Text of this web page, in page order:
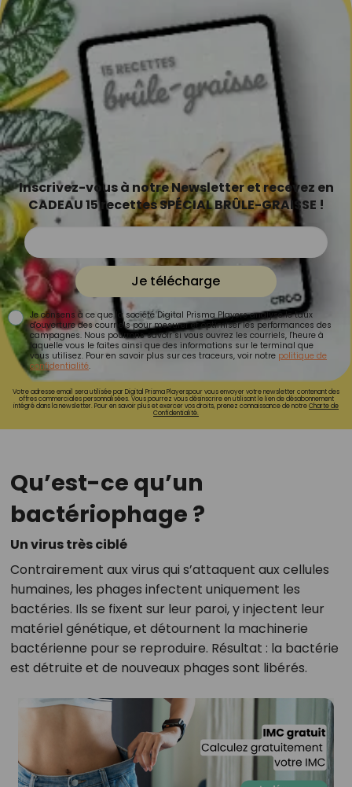
Inscrivez-vous à notre Newsletter et recevez en
CADEAU 15 recettes SPÉCIAL BRÛLE-GRAISSE !
Je télécharge
Je consens à ce que la société Digital Prisma Players analyse le taux
d'ouverture des courriels pour mesurer et optimiser les performances des
campagnes. Nous pourrons savoir si vous ouvrez les courriels, l'heure à
laquelle vous le faites ainsi que des informations sur le terminal que
vous utilisez. Pour en savoir plus sur ces traceurs, voir notre politique de
confidentialité.
Votre adresse email sera utilisée par Digital Prisma Playerspour vous envoyer votre newsletter contenant des
offres commerciales personnalisées. Vous pourrez vous désinscrire en utilisant le lien de désabonnement
intégré dans la newsletter. Pour en savoir plus et exercer vos droits, prenez connaissance de notreCharte de
Confidentialité.
Qu’est-ce qu’un
bactériophage ?
Un virus très ciblé
Contrairement aux virus qui s’attaquent aux cellules
humaines, les phages infectent uniquement les
bactéries. Ils se fixent sur leur paroi, y injectent leur
matériel génétique, et détournent la machinerie
bactérienne pour se reproduire. Résultat : la bactérie
est détruite et de nouveaux phages sont libérés.